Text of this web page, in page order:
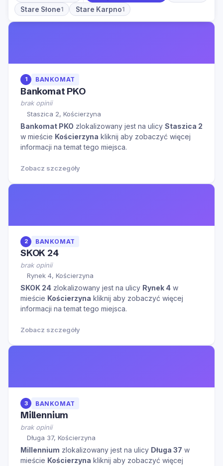
Stare Słone1 Stare Karpno1
1 BANKOMAT
Bankomat PKO
brak opinii
Staszica 2, Kościerzyna
Bankomat PKO zlokalizowany jest na ulicy Staszica 2
w mieście Kościerzyna kliknij aby zobaczyć więcej
informacji na temat tego miejsca.
Zobacz szczegóły
2 BANKOMAT
SKOK 24
brak opinii
Rynek 4, Kościerzyna
SKOK 24 zlokalizowany jest na ulicy Rynek 4 w
mieście Kościerzyna kliknij aby zobaczyć więcej
informacji na temat tego miejsca.
Zobacz szczegóły
3 BANKOMAT
Millennium
brak opinii
Długa 37, Kościerzyna
Millennium zlokalizowany jest na ulicy Długa 37 w
mieście Kościerzyna kliknij aby zobaczyć więcej